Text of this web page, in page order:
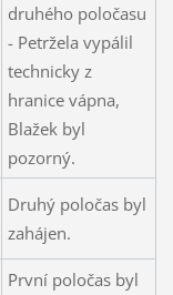
druhého poločasu
- Petržela vypálil
technicky z
hranice vápna,
Blažek byl
pozorný.
Druhý poločas byl
zahájen.
První poločas byl